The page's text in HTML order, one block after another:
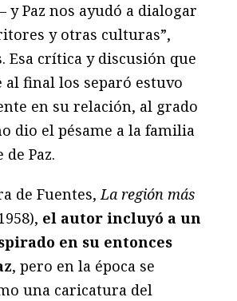
y Paz nos ayudó a dialogar
y otras culturas”,
Esa crítica y discusión que
al final los separó estuvo
en su relación, al grado
dio el pésame a la familia
Paz.
de Fuentes,La región más
el autor incluyó a un
en su entonces
, pero en la época se
una caricatura del